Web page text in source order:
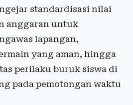
standardisasi nilai
anggaran untuk
lapangan,
yang aman, hingga
perilaku buruk siswa di
pada pemotongan waktu